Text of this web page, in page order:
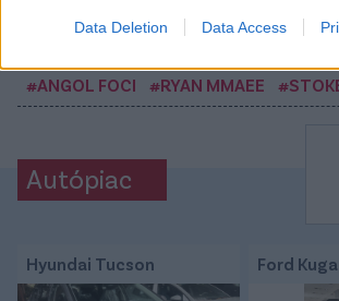
Data Deletion Data Access
#ANGOL FOCI
#RYAN MMAEE
Autópiac
Hyundai Tucson Ford Kuga